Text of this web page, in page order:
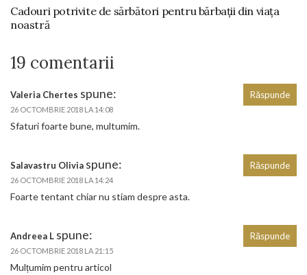
Cadouri potrivite de sărbători pentru bărbații din viața
noastră
19 comentarii
Valeria Chertes spune:
26 OCTOMBRIE 2018 LA 14:08
Sfaturi foarte bune, multumim.
Răspunde
Salavastru Olivia spune:
26 OCTOMBRIE 2018 LA 14:24
Foarte tentant chiar nu stiam despre asta.
Răspunde
Andreea L spune:
26 OCTOMBRIE 2018 LA 21:15
Mulțumim pentru articol
Răspunde